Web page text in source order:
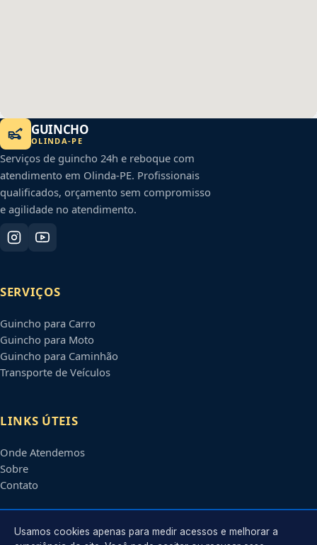
GUINCHO
OLINDA-PE
Serviços de guincho 24h e reboque com
atendimento em Olinda-PE. Profissionais
qualificados, orçamento sem compromisso
e agilidade no atendimento.
SERVIÇOS
Guincho para Carro
Guincho para Moto
Guincho para Caminhão
Transporte de Veículos
LINKS ÚTEIS
Onde Atendemos
Sobre
Contato
CONTATO
Usamos cookies apenas para medir acessos e melhorar a